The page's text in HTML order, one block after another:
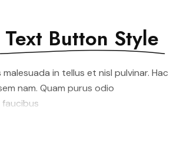
Text Button Style
in tellus et nisl pulvinar. Hac
nam. Quam purus odio